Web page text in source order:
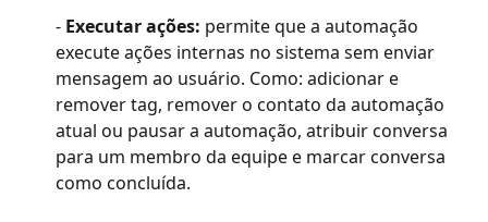
- Executar ações: permite que a automação
execute ações internas no sistema sem enviar
mensagem ao usuário. Como: adicionar e
remover tag, remover o contato da automação
atual ou pausar a automação, atribuir conversa
para um membro da equipe e marcar conversa
como concluída.